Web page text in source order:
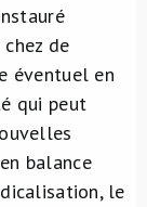
de
éventuel en
qui peut
balance
le